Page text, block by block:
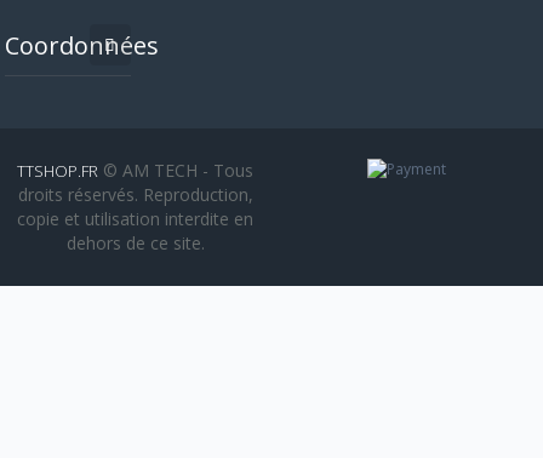
Coordonnées
TTSHOP.FR © AM TECH - Tous
droits réservés. Reproduction,
copie et utilisation interdite en
dehors de ce site.